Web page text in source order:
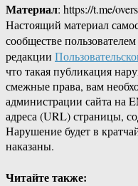
Материал: https://t.me/
Настоящий материал
сообществе пользователем
редакции
что такая публикация
смежные права, вам
администрации сайта на
адреса (URL) страницы,
Нарушение будет в
наказаны.
Читайте также: